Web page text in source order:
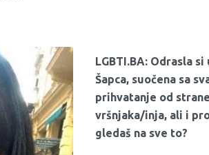
LGBTI.BA: Odrasla
Šapca, suočena sa
prihvatanje od
vršnjaka/inja, ali i
gledaš na sve to?